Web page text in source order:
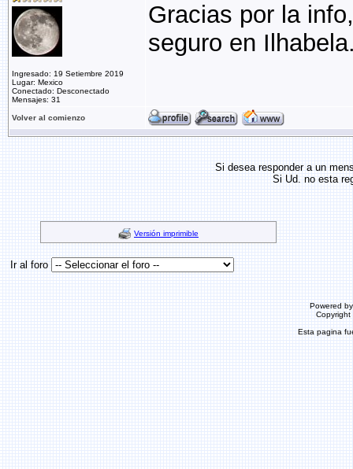
Ingresado: 19 Setiembre 2019
Lugar: Mexico
Conectado: Desconectado
Mensajes: 31
Gracias por la
seguro en
Volver al comienzo
Si desea responder a un
Si Ud. no esta
Versión imprimible
Ir al foro
Powered
Esta pagina